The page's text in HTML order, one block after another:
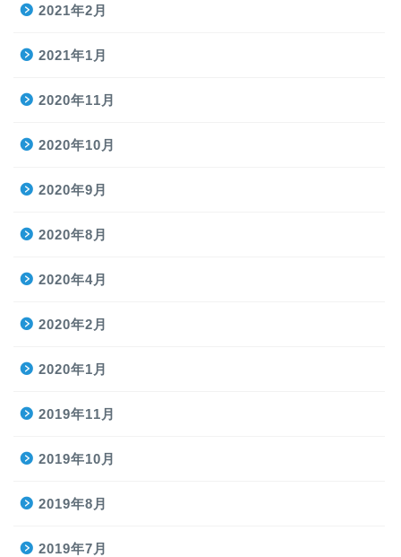
2021年2月
2021年1月
2020年11月
2020年10月
2020年9月
2020年8月
2020年4月
2020年2月
2020年1月
2019年11月
2019年10月
2019年8月
2019年7月